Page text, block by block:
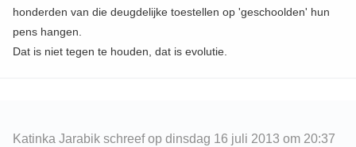
honderden van die deugdelijke toestellen op 'geschoolden' hun
pens hangen.
Dat is niet tegen te houden, dat is evolutie.
Katinka Jarabik schreef op dinsdag 16 juli 2013 om 20:37